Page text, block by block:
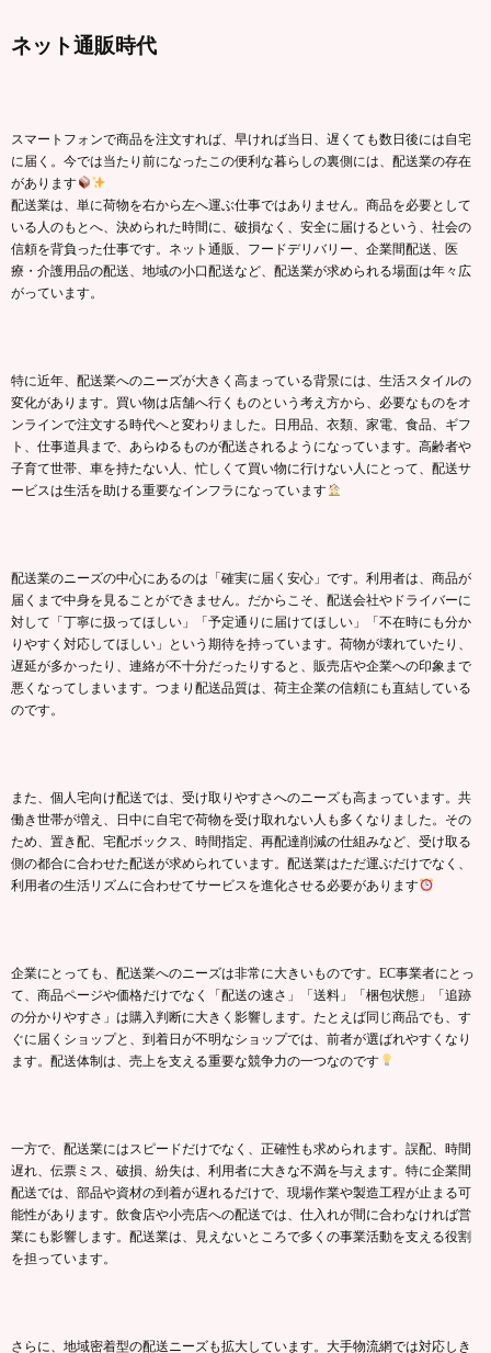
ネット通販時代
スマートフォンで商品を注文すれば、早ければ当日、遅くても数日後には自宅
に届く。今では当たり前になったこの便利な暮らしの裏側には、配送業の存在
があります
配送業は、単に荷物を右から左へ運ぶ仕事ではありません。商品を必要として
いる人のもとへ、決められた時間に、破損なく、安全に届けるという、社会の
信頼を背負った仕事です。ネット通販、フードデリバリー、企業間配送、医
療・介護用品の配送、地域の小口配送など、配送業が求められる場面は年々広
がっています。
特に近年、配送業へのニーズが大きく高まっている背景には、生活スタイルの
変化があります。買い物は店舗へ行くものという考え方から、必要なものをオ
ンラインで注文する時代へと変わりました。日用品、衣類、家電、食品、ギフ
ト、仕事道具まで、あらゆるものが配送されるようになっています。高齢者や
子育て世帯、車を持たない人、忙しくて買い物に行けない人にとって、配送サ
ービスは生活を助ける重要なインフラになっています
配送業のニーズの中心にあるのは「確実に届く安心」です。利用者は、商品が
届くまで中身を見ることができません。だからこそ、配送会社やドライバーに
対して「丁寧に扱ってほしい」「予定通りに届けてほしい」「不在時にも分か
りやすく対応してほしい」という期待を持っています。荷物が壊れていたり、
遅延が多かったり、連絡が不十分だったりすると、販売店や企業への印象まで
悪くなってしまいます。つまり配送品質は、荷主企業の信頼にも直結している
のです。
また、個人宅向け配送では、受け取りやすさへのニーズも高まっています。共
働き世帯が増え、日中に自宅で荷物を受け取れない人も多くなりました。その
ため、置き配、宅配ボックス、時間指定、再配達削減の仕組みなど、受け取る
側の都合に合わせた配送が求められています。配送業はただ運ぶだけでなく、
利用者の生活リズムに合わせてサービスを進化させる必要があります
企業にとっても、配送業へのニーズは非常に大きいものです。EC事業者にとっ
て、商品ページや価格だけでなく「配送の速さ」「送料」「梱包状態」「追跡
の分かりやすさ」は購入判断に大きく影響します。たとえば同じ商品でも、す
ぐに届くショップと、到着日が不明なショップでは、前者が選ばれやすくなり
ます。配送体制は、売上を支える重要な競争力の一つなのです
一方で、配送業にはスピードだけでなく、正確性も求められます。誤配、時間
遅れ、伝票ミス、破損、紛失は、利用者に大きな不満を与えます。特に企業間
配送では、部品や資材の到着が遅れるだけで、現場作業や製造工程が止まる可
能性があります。飲食店や小売店への配送では、仕入れが間に合わなければ営
業にも影響します。配送業は、見えないところで多くの事業活動を支える役割
を担っています。
さらに、地域密着型の配送ニーズも拡大しています。大手物流網では対応しき